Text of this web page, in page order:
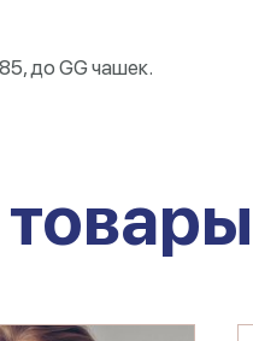
до GG чашек.